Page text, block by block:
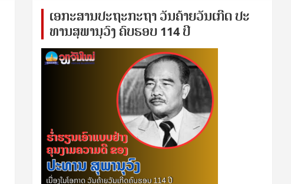
ເອ​ກະ​ສານ​ປະ​ຖະ​ກະ​ຖ​າ ວັນ​ຄ້າຍ​ວັນ​ເກີດ ປ​ະ​
ທານ​ສຸ​ພາ​ນຸ​ວົງ ຄົບ​ຮອບ 114 ປີ